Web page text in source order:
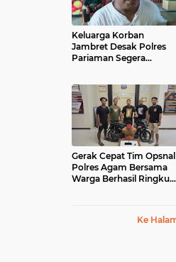
Keluarga Korban
Jambret Desak Polres
Pariaman Segera
Gerak Cepat Tim Opsnal
Polres Agam Bersama
Warga Berhasil Ringkus
Ke